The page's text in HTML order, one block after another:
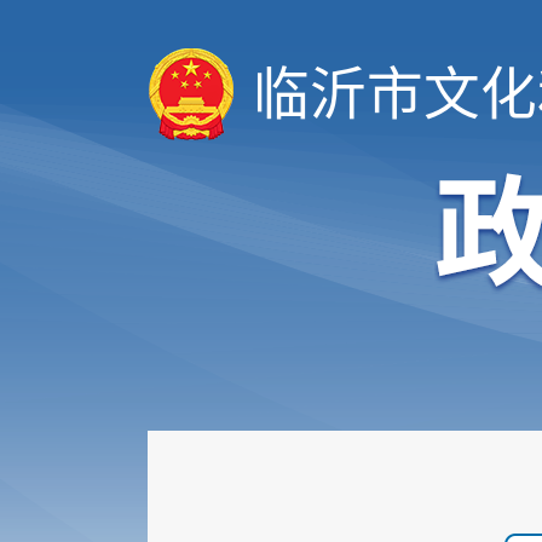
临沂市文